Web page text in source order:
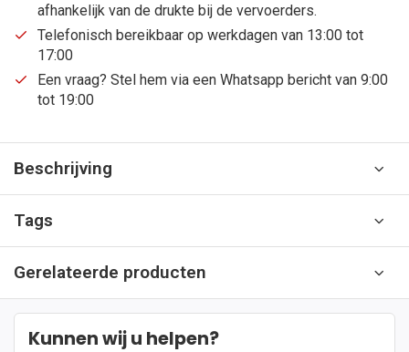
afhankelijk van de drukte bij de vervoerders.
Telefonisch bereikbaar op werkdagen van 13:00 tot
17:00
Een vraag? Stel hem via een Whatsapp bericht van 9:00
tot 19:00
Beschrijving
Tags
Gerelateerde producten
Kunnen wij u helpen?